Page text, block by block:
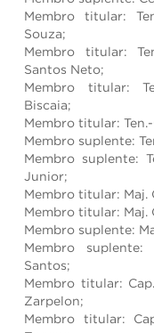
Membro titular:
Souza;
Membro titular:
Santos Neto;
Membro titular:
Biscaia;
Membro titular:
Membro suplente:
Membro suplente:
Junior;
Membro titular: Maj.
Membro titular: Maj.
Membro suplente:
Membro
Santos;
Membro titular:
Zarpelon;
Membro titular: